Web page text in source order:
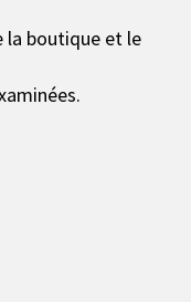
largue où
lit ou d’une grande
et même maintenant
Le grand largue est
d’intérieur.
avec des couleurs
la boutique et le